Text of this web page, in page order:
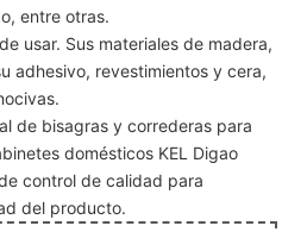
entre otras.
usar. Sus materiales de madera,
adhesivo, revestimientos y cera,
de bisagras y correderas para
domésticos KEL Digao
control de calidad para
del producto.